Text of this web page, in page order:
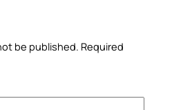
be published. Required